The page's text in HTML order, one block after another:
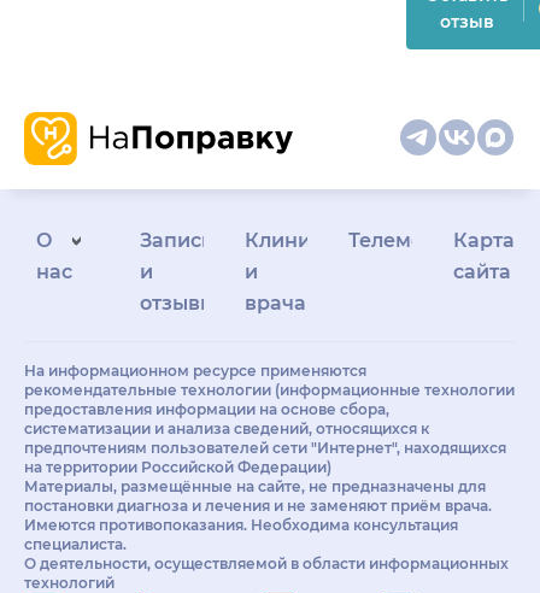
отзыв
О
нас
Запись
и
отзывы
Клиникам
и
врачам
Телемедицина
Карта
сайта
На информационном ресурсе применяются
рекомендательные технологии (информационные технологии
предоставления информации на основе сбора,
систематизации и анализа сведений, относящихся к
предпочтениям пользователей сети "Интернет", находящихся
на территории Российской Федерации)
Материалы, размещённые на сайте, не предназначены для
постановки диагноза и лечения и не заменяют приём врача.
Имеются противопоказания. Необходима консультация
специалиста.
О деятельности, осуществляемой в области информационных
технологий